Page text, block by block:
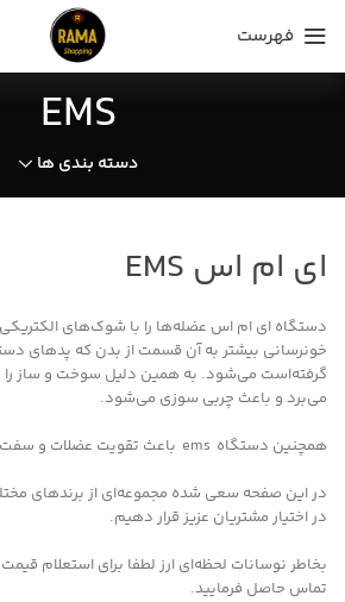
فهرست
EMS
دسته بندی ها
ای ام اس EMS
دستگاه ای ام اس عضله‌ها را با شوک‌های
خونرسانی بیشتر به آن قسمت از بدن که پدهای
گرفته‌است می‌شود. به همین دلیل سوخت و ساز را در
می‌برد و باعث چربی سوزی می‌شود.
همچنین دستگاه ems باعث تقویت عضلات و سفت شدن عضلات می‌شود.
در این صفحه سعی شده مجموعه‌ای از برندهای
در اختیار مشتریان عزیز قرار دهیم.
تماس حاصل فرمایید.